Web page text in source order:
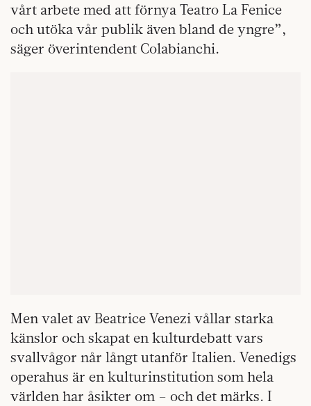
vårt arbete med att förnya Teatro La Fenice
och utöka vår publik även bland de yngre”,
säger överintendent Colabianchi.
Men valet av Beatrice Venezi vållar starka
känslor och skapat en kulturdebatt vars
svallvågor når långt utanför Italien. Venedigs
operahus är en kulturinstitution som hela
världen har åsikter om – och det märks. I